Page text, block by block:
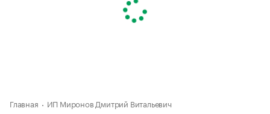
Главная ИП Миронов Дмитрий Витальевич